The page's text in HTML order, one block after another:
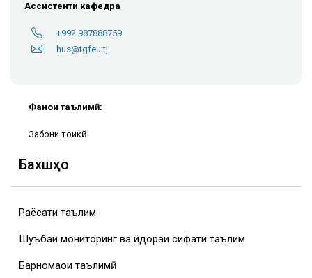
Ассистенти кафедра
+992 987888759
hus@tgfeu.tj
Фанҳои таълимӣ:
Забони тоҷикӣ
Бахшҳо
Раёсати таълим
Шуъбаи мониторинг ва идораи сифати таълим
Барномаҳои таълимӣ